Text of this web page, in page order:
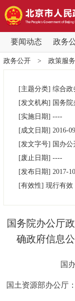
要闻动态 政务
要闻动态
党中央精神
北京要闻
政务公开
市领导
政策兑现
决策公开
个人服务
政务公开> 政策服务
[主题分类] 综合政
[发文机构] 国务
[实施日期] ----
[成文日期] 2016-
[发文字号] 国办公
[废止日期] ----
[发布日期] 2017-
[有效性] 现行有效
国务院办公厅
确政府信息
国
国土资源部办公厅：